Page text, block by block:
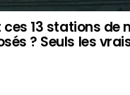
13 stations de
? Seuls les